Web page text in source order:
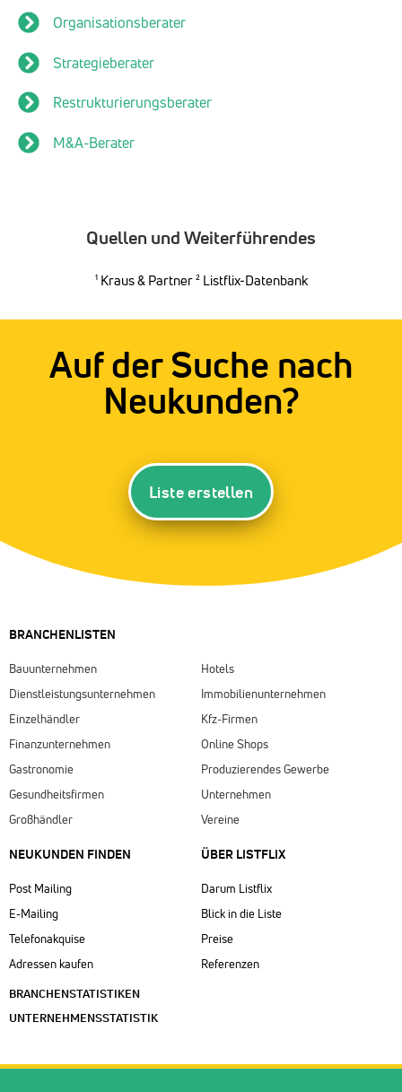
Organisationsberater
Strategieberater
Restrukturierungsberater
M&A-Berater
Quellen und Weiterführendes
¹Kraus & Partner² Listflix-Datenbank
Auf der Suche nach
Neukunden?
Liste erstellen
BRANCHENLISTEN
Bauunternehmen
Dienstleistungsunternehmen
Einzelhändler
Finanzunternehmen
Gastronomie
Gesundheitsfirmen
Großhändler
Hotels
Immobilienunternehmen
Kfz-Firmen
Online Shops
Produzierendes Gewerbe
Unternehmen
Vereine
NEUKUNDEN FINDEN
Post Mailing
E-Mailing
Telefonakquise
Adressen kaufen
BRANCHENSTATISTIKEN
UNTERNEHMENSSTATISTIK
ÜBER LISTFLIX​
Darum Listflix
Blick in die Liste
Preise
Referenzen